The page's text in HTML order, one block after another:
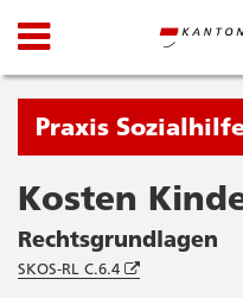
Kanton
Solothurn
Wichtige
Seiten
Startseite
Hauptnavigation
Inhalt
Suche
Navigation
und
Suche
Navigation
Sie
befinden
sich
gerade
in:
Praxis
Kosten
Rechtsgrundlagen
SKOS-RL C.6.4
Öffnet